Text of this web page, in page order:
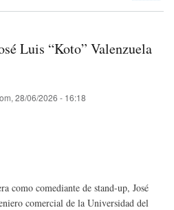
Luis “Koto” Valenzuela
28/06/2026 - 16:18
como comediante de stand-up, José
comercial de la Universidad del